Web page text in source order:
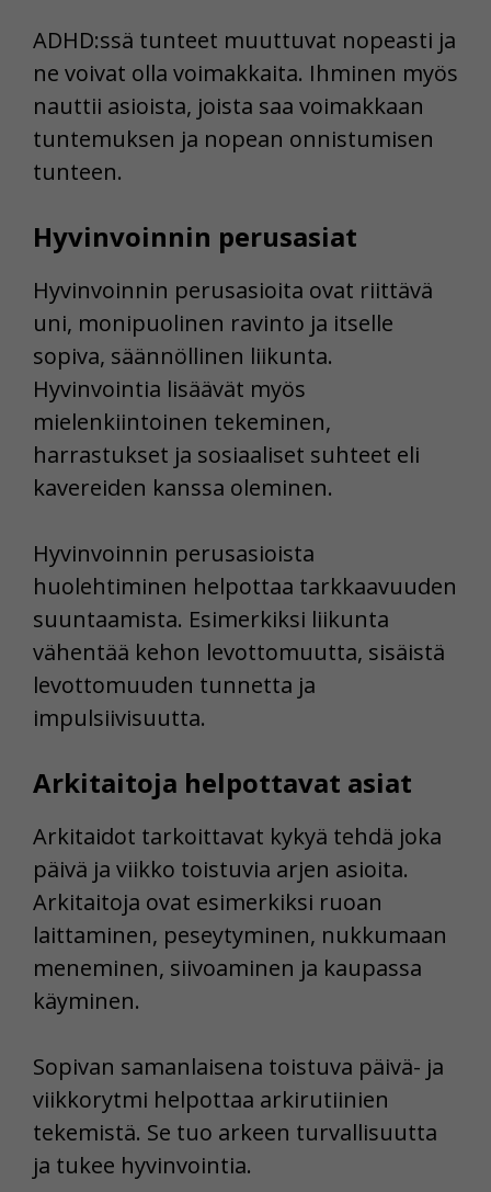
ADHD:ssä tunteet muuttuvat nopeasti ja
ne voivat olla voimakkaita. Ihminen myös
nauttii asioista, joista saa voimakkaan
tuntemuksen ja nopean onnistumisen
tunteen.
Hyvinvoinnin perusasiat
Hyvinvoinnin perusasioita ovat riittävä
uni, monipuolinen ravinto ja itselle
sopiva, säännöllinen liikunta.
Hyvinvointia lisäävät myös
mielenkiintoinen tekeminen,
harrastukset ja sosiaaliset suhteet eli
kavereiden kanssa oleminen.
Hyvinvoinnin perusasioista
huolehtiminen helpottaa tarkkaavuuden
suuntaamista. Esimerkiksi liikunta
vähentää kehon levottomuutta, sisäistä
levottomuuden tunnetta ja
impulsiivisuutta.
Arkitaitoja helpottavat asiat
Arkitaidot tarkoittavat kykyä tehdä joka
päivä ja viikko toistuvia arjen asioita.
Arkitaitoja ovat esimerkiksi ruoan
laittaminen, peseytyminen, nukkumaan
meneminen, siivoaminen ja kaupassa
käyminen.
Sopivan samanlaisena toistuva päivä- ja
viikkorytmi helpottaa arkirutiinien
tekemistä. Se tuo arkeen turvallisuutta
ja tukee hyvinvointia.